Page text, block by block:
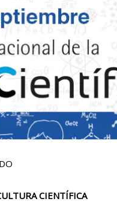
CIENTÍFICA